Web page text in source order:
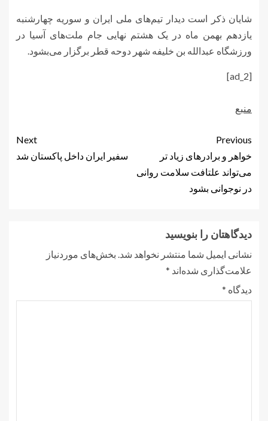
شایان ذکر است دیدار تیم‌های ملی ایران و سوریه چهارشنبه
یازدهم بهمن ماه در یک هشتم نهایی جام ملت‌های آسیا در
ورزشگاه عبدالله بن خلیفه شهر دوحه قطر برگزار می‌بشود.
[ad_2]
منبع
Previous
خواهر و برادرهای زیاد تر
می‌تواند علتافت سلامت روانی
در نوجوانی بشود
Next
سفیر ایران داخل پاکستان شد
دیدگاهتان را بنویسید
نشانی ایمیل شما منتشر نخواهد شد. بخش‌های موردنیاز
علامت‌گذاری شده‌اند *
دیدگاه *